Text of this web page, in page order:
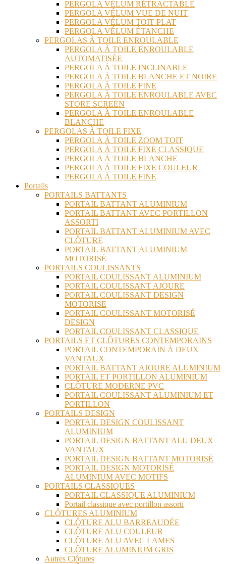
PERGOLA VÉLUM RÉTRACTABLE
PERGOLA VÉLUM VUE DE NUIT
PERGOLA VÉLUM TOIT PLAT
PERGOLA VÉLUM ÉTANCHE
PERGOLAS À TOILE ENROULABLE
PERGOLA À TOILE ENROULABLE
AUTOMATISÉE
PERGOLA À TOILE INCLINABLE
PERGOLA À TOILE BLANCHE ET NOIRE
PERGOLA À TOILE FINE
PERGOLA À TOILE ENROULABLE AVEC
STORE SCREEN
PERGOLA À TOILE ENROULABLE
BLANCHE
PERGOLAS À TOILE FIXE
PERGOLA À TOILE ZOOM TOIT
PERGOLA À TOILE FIXE CLASSIQUE
PERGOLA À TOILE BLANCHE
PERGOLA À TOILE FIXE COULEUR
PERGOLA À TOILE FINE
Portails
PORTAILS BATTANTS
PORTAIL BATTANT ALUMINIUM
PORTAIL BATTANT AVEC PORTILLON
ASSORTI
PORTAIL BATTANT ALUMINIUM AVEC
CLÔTURE
PORTAIL BATTANT ALUMINIUM
MOTORISÉ
PORTAILS COULISSANTS
PORTAIL COULISSANT ALUMINIUM
PORTAIL COULISSANT AJOURE
PORTAIL COULISSANT DESIGN
MOTORISE
PORTAIL COULISSANT MOTORISÉ
DESIGN
PORTAIL COULISSANT CLASSIQUE
PORTAILS ET CLÔTURES CONTEMPORAINS
PORTAIL CONTEMPORAIN À DEUX
VANTAUX
PORTAIL BATTANT AJOURE ALUMINIUM
PORTAIL ET PORTILLON ALUMINIUM
CLÔTURE MODERNE PVC
PORTAIL COULISSANT ALUMINIUM ET
PORTILLON
PORTAILS DESIGN
PORTAIL DESIGN COULISSANT
ALUMINIUM
PORTAIL DESIGN BATTANT ALU DEUX
VANTAUX
PORTAIL DESIGN BATTANT MOTORISÉ
PORTAIL DESIGN MOTORISÉ
ALUMINIUM AVEC MOTIFS
PORTAILS CLASSIQUES
PORTAIL CLASSIQUE ALUMINIUM
Portail classique avec portillon assorti
CLÔTURES ALUMINIUM
CLÔTURE ALU BARREAUDÉE
CLÔTURE ALU COULEUR
CLÔTURE ALU AVEC LAMES
CLÔTURE ALUMINIUM GRIS
Autres Clôtures